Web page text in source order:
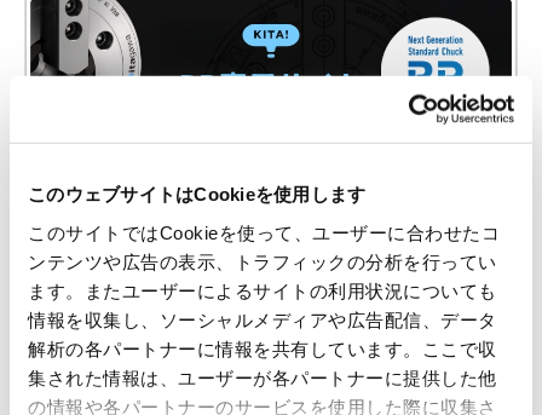
このウェブサイトはCookieを使用します
このサイトではCookieを使って、ユーザーに合わせたコ
ンテンツや広告の表示、トラフィックの分析を行ってい
ます。またユーザーによるサイトの利用状況についても
情報を収集し、ソーシャルメディアや広告配信、データ
解析の各パートナーに情報を共有しています。ここで収
集された情報は、ユーザーが各パートナーに提供した他
の情報や各パートナーのサービスを使用した際に収集さ